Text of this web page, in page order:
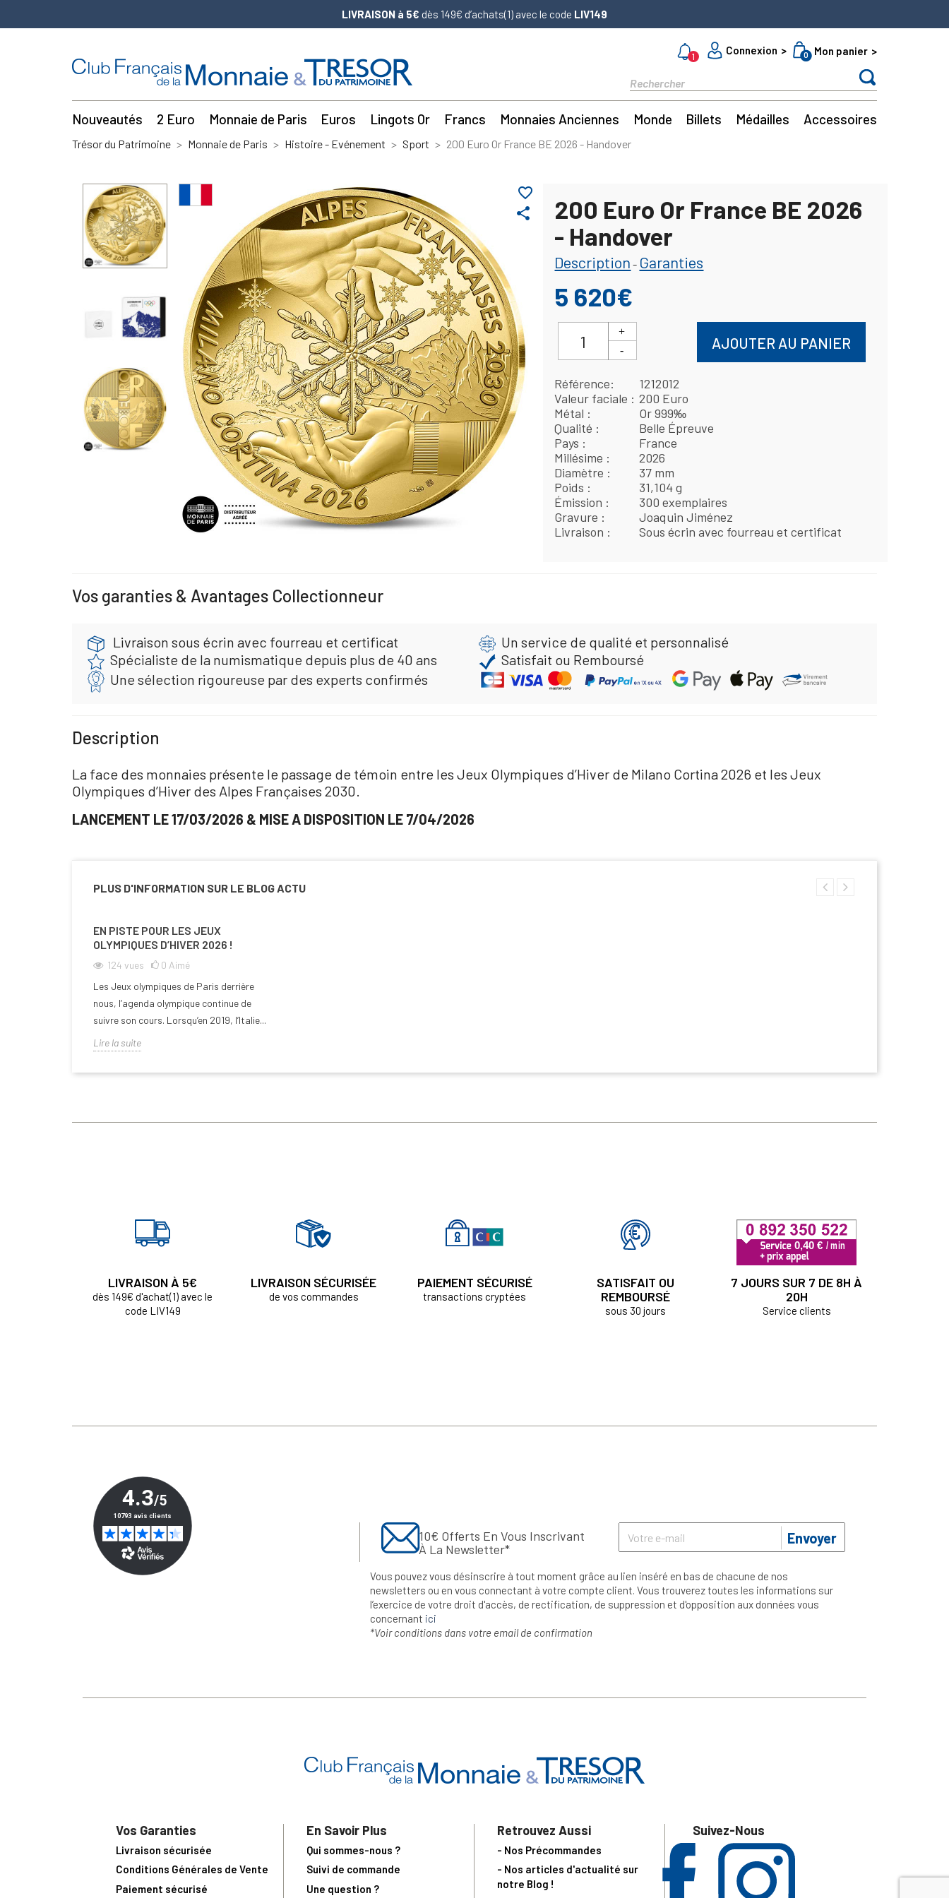
LIVRAISON à 5€ dès 149€ d’achats(1) avec le code LIV149
1
Connexion 0 Mon panier
Nouveautés 2 Euro Monnaie de Paris Euros Lingots Or Francs Monnaies Anciennes Monde Billets Médailles Accessoires
Trésor du Patrimoine Monnaie de Paris Histoire - Evénement Sport 200 Euro Or France BE 2026 - Handover
share
favorite_border
200 Euro Or France BE 2026
- Handover
Description - Garanties
5 620€
AJOUTER AU PANIER
Référence
1212012
Valeur faciale
200 Euro
Métal
Or 999‰
Qualité
Belle Épreuve
Pays
France
Millésime
2026
Diamètre
37 mm
Poids
31,104 g
Émission
300 exemplaires
Gravure
Joaquin Jiménez
Livraison
Sous écrin avec fourreau et certificat
Vos garanties & Avantages Collectionneur
Livraison sous écrin avec fourreau et certificat
Un service de qualité et personnalisé
Spécialiste de la numismatique depuis plus de 40 ans
Satisfait ou Remboursé
Une sélection rigoureuse par des experts confirmés
Description
La face des monnaies présente le passage de témoin entre les Jeux Olympiques d’Hiver de Milano Cortina 2026 et les Jeux
Olympiques d’Hiver des Alpes Françaises 2030.
LANCEMENT LE 17/03/2026 & MISE A DISPOSITION LE 7/04/2026
PLUS D'INFORMATION SUR LE BLOG ACTU
EN PISTE POUR LES JEUX
OLYMPIQUES D’HIVER 2026 !
124 vues 0 Aimé
Les Jeux olympiques de Paris derrière
nous, l’agenda olympique continue de
suivre son cours. Lorsqu’en 2019, l’Italie...
Lire la suite
LIVRAISON À 5€
dès 149€ d'achat(1) avec le
code LIV149
LIVRAISON SÉCURISÉE
de vos commandes
PAIEMENT SÉCURISÉ
transactions cryptées
SATISFAIT OU
REMBOURSÉ
sous 30 jours
7 JOURS SUR 7 DE 8H À
20H
Service clients
10€ Offerts En Vous Inscrivant
À La Newsletter*
Envoyer
Vous pouvez vous désinscrire à tout moment grâce au lien inséré en bas de chacune de nos
newsletters ou en vous connectant à votre compte client. Vous trouverez toutes les informations sur
l’exercice de votre droit d'accès, de rectification, de suppression et d'opposition aux données vous
concernant ici
*Voir conditions dans votre email de confirmation
Vos Garanties
Livraison sécurisée
Conditions Générales de Vente
Paiement sécurisé
En Savoir Plus
Qui sommes-nous ?
Suivi de commande
Une question ?
Retrouvez Aussi
- Nos Précommandes
- Nos articles d'actualité sur
notre Blog !
Suivez-Nous